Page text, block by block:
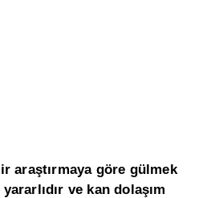
araştırmaya göre gülmek
ve kan dolaşım